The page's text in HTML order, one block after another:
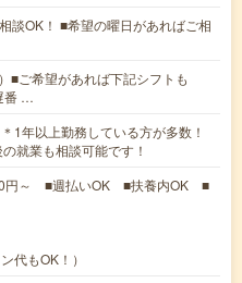
談OK！ ■希望の曜日があればご相
■ご希望があれば下記シフトも
番 …
1年以上勤務している方が多数！
就業も相談可能です！
円～ ■週払いOK ■扶養内OK ■
代もOK！）